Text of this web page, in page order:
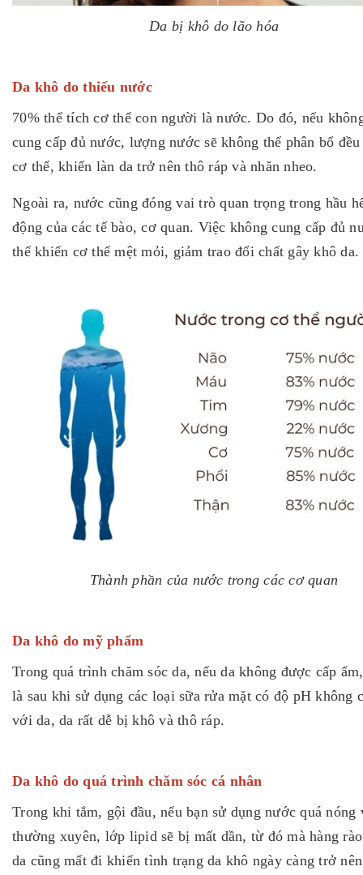
Da bị khô do lão hóa
Da khô do thiếu nước
70% thể tích cơ thể con người là nước. Do đó, nếu
cung cấp đủ nước, lượng nước sẽ không thể phân bổ đều
cơ thể, khiến làn da trở nên thô ráp và nhăn nheo.
Ngoài ra, nước cũng đóng vai trò quan trọng trong hầu
động của các tế bào, cơ quan. Việc không cung cấp đủ
thể khiến cơ thể mệt mỏi, giảm trao đổi chất gây khô da.
Thành phần của nước trong các cơ quan
Da khô do mỹ phẩm
Trong quá trình chăm sóc da, nếu da không được cấp
là sau khi sử dụng các loại sữa rửa mặt có độ pH không
với da, da rất dễ bị khô và thô ráp.
Da khô do quá trình chăm sóc cá nhân
Trong khi tắm, gội đầu, nếu bạn sử dụng nước quá nóng
thường xuyên, lớp lipid sẽ bị mất dần, từ đó mà hàng
da cũng mất đi khiến tình trạng da khô ngày càng trở